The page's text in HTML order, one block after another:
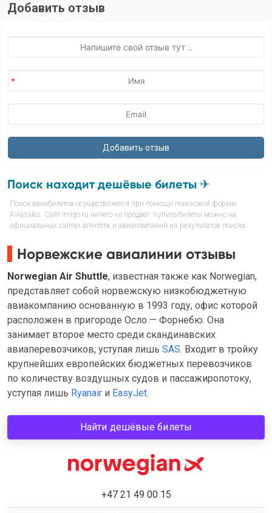
Добавить отзыв
Поиск находит дешёвые билеты ✈
Поиск авиабилетов осуществляется при помощи поисковой формы
Aviasales. Сайт Imigo.ru ничего не продаёт. Купить билеты можно на
официальных сайтах агентств и авиакомпаний из результатов поиска.
Норвежские авиалинии отзывы
Norwegian Air Shuttle, известная также как Norwegian,
представляет собой норвежскую низкобюджетную
авиакомпанию основанную в 1993 году, офис которой
расположен в пригороде Осло — Форнебю. Она
занимает второе место среди скандинавских
авиаперевозчиков, уступая лишь SAS. Входит в тройку
крупнейших европейских бюджетных перевозчиков
по количеству воздушных судов и пассажиропотоку,
уступая лишь Ryanair и EasyJet.
Найти дешёвые билеты
+47 21 49 00 15